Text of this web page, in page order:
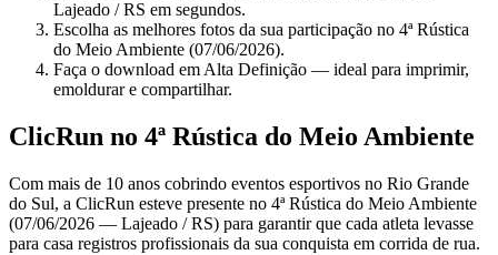
Lajeado / RS em segundos.
Escolha as melhores fotos da sua participação no 4ª Rústica
do Meio Ambiente (07/06/2026).
Faça o download em Alta Definição — ideal para imprimir,
emoldurar e compartilhar.
ClicRun no 4ª Rústica do Meio Ambiente
Com mais de 10 anos cobrindo eventos esportivos no Rio Grande
do Sul, a ClicRun esteve presente no 4ª Rústica do Meio Ambiente
(07/06/2026 — Lajeado / RS) para garantir que cada atleta levasse
para casa registros profissionais da sua conquista em corrida de rua.